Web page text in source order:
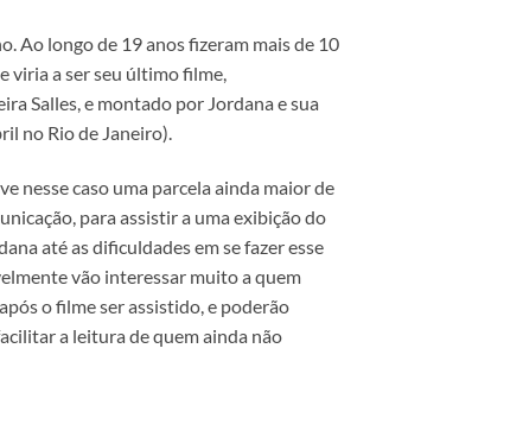
Ao longo de 19 anos fizeram mais de 10
viria a ser seu último filme,
Salles, e montado por Jordana e sua
no Rio de Janeiro).
nesse caso uma parcela ainda maior de
para assistir a uma exibição do
até as dificuldades em se fazer esse
vão interessar muito a quem
o filme ser assistido, e poderão
a leitura de quem ainda não